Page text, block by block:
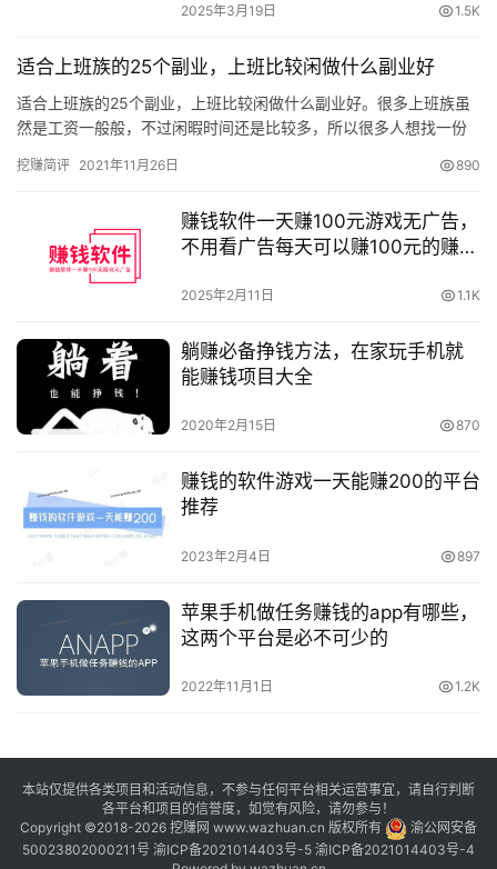
2025年3月19日 1.5K
适合上班族的25个副业，上班比较闲做什么副业好
适合上班族的25个副业，上班比较闲做什么副业好。很多上班族虽
然是工资一般般，不过闲暇时间还是比较多，所以很多人想找一份
适合…
挖赚简评 2021年11月26日 890
赚钱软件一天赚100元游戏无广告，
不用看广告每天可以赚100元的赚钱
2025年2月11日 1.1K
躺赚必备挣钱方法，在家玩手机就
能赚钱项目大全
2020年2月15日 870
赚钱的软件游戏一天能赚200的平台
推荐
2023年2月4日 897
苹果手机做任务赚钱的app有哪些，
这两个平台是必不可少的
2022年11月1日 1.2K
本站仅提供各类项目和活动信息，不参与任何平台相关运营事宜，请自行判断
各平台和项目的信誉度，如觉有风险，请勿参与！
Copyright ©2018-2026 挖赚网 www.wazhuan.cn 版权所有
渝公网安备
50023802000211号 渝ICP备2021014403号-5 渝ICP备2021014403号-4